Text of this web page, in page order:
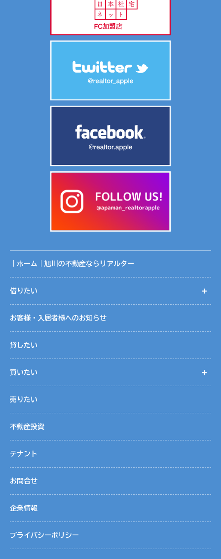
｜ホーム｜旭川の不動産ならリアルター
借りたい
お客様・入居者様へのお知らせ
貸したい
買いたい
売りたい
不動産投資
テナント
お問合せ
企業情報
プライバシーポリシー